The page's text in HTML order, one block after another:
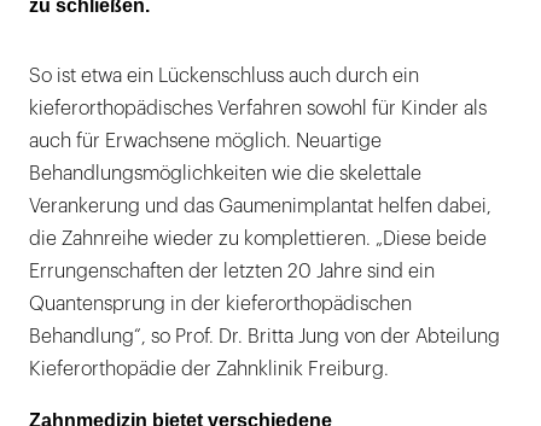
zu schließen.
So ist etwa ein Lückenschluss auch durch ein
kieferorthopädisches Verfahren sowohl für Kinder als
auch für Erwachsene möglich. Neuartige
Behandlungsmöglichkeiten wie die skelettale
Verankerung und das Gaumenimplantat helfen dabei,
die Zahnreihe wieder zu komplettieren. „Diese beide
Errungenschaften der letzten 20 Jahre sind ein
Quantensprung in der kieferorthopädischen
Behandlung“, so Prof. Dr. Britta Jung von der Abteilung
Kieferorthopädie der Zahnklinik Freiburg.
Zahnmedizin bietet verschiedene